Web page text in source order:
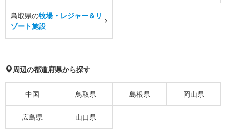
鳥取県の牧場・レジャー＆リ
ゾート施設
周辺の都道府県から探す
中国 鳥取県 島根県 岡山県
広島県 山口県